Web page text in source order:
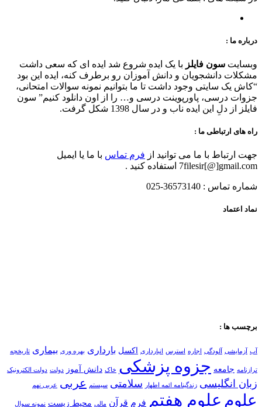
درباره ما :
وبسایت سون فایلز با یک ایده شروع شد ایده ای که سعی داشت
مشکلات دانشجویان و دانش آموزان رو برطرف کنه، ایده این بود
“کاش یک سایتی وجود داشت تا ما بتوانیم نمونه سوالات امتحانی،
جزوات درسی، پاورپوینت درسی و… را از اون دانلود کنیم” سون
فایلز از دلِ این ایده ناب و در سال 1398 شکل گرفت.
راه های ارتباطی ما :
جهت ارتباط با ما می توانید از فرم تماس با ما یا ایمیل
7filesir[@]gmail.com استفاده کنید .
شماره تماس : 36573140-025
نماد اعتماد
برچسب ها :
آب آزمایشی آلودگی اجاره استرس انبارداری اکسل بارداری بهره وری بیماری تاریخچه
ترازنامه جامعه جزوه پزشکی خاک دانش آموز دولت دولت الکترونیک
زبان انگلیسی زندگینامه ائمه اطهار سلامتی سیستم عربی عربی نهم
علوم علوم هفتم فرم قرآن مالی محیط زیست نمونه سوال